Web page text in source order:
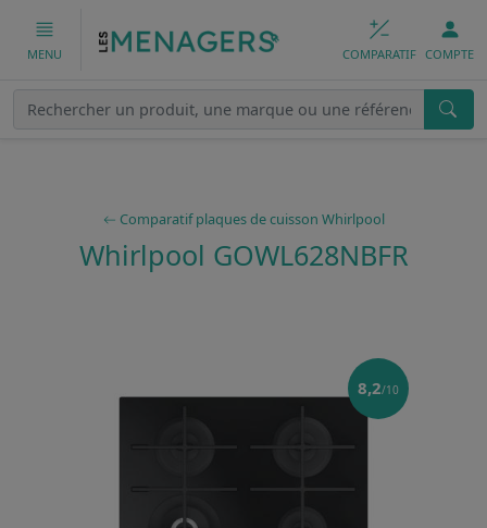
MENU COMPARATIF COMPTE
Comparatif plaques de cuisson Whirlpool
Whirlpool GOWL628NBFR
8,2/10